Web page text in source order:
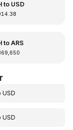
to USD
to ARS
USD
USD